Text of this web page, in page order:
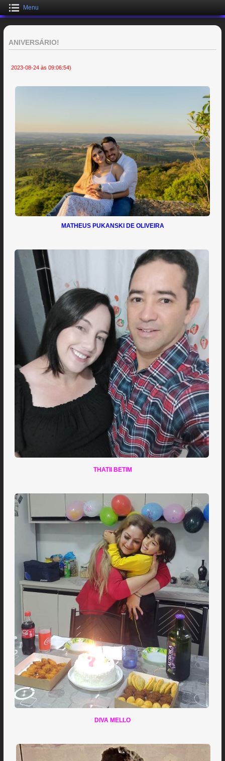
Menu
ANIVERSÁRIO!
2023-08-24 às 09:06:54)
MATHEUS PUKANSKI DE OLIVEIRA
THATII BETIM
DIVA MELLO